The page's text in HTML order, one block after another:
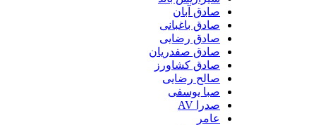
صادق آبان
صادق باغبانی
صادق رضایی
صادق صفدریان
صادق کشاورز
صالح رضایی
صبا یوسفی